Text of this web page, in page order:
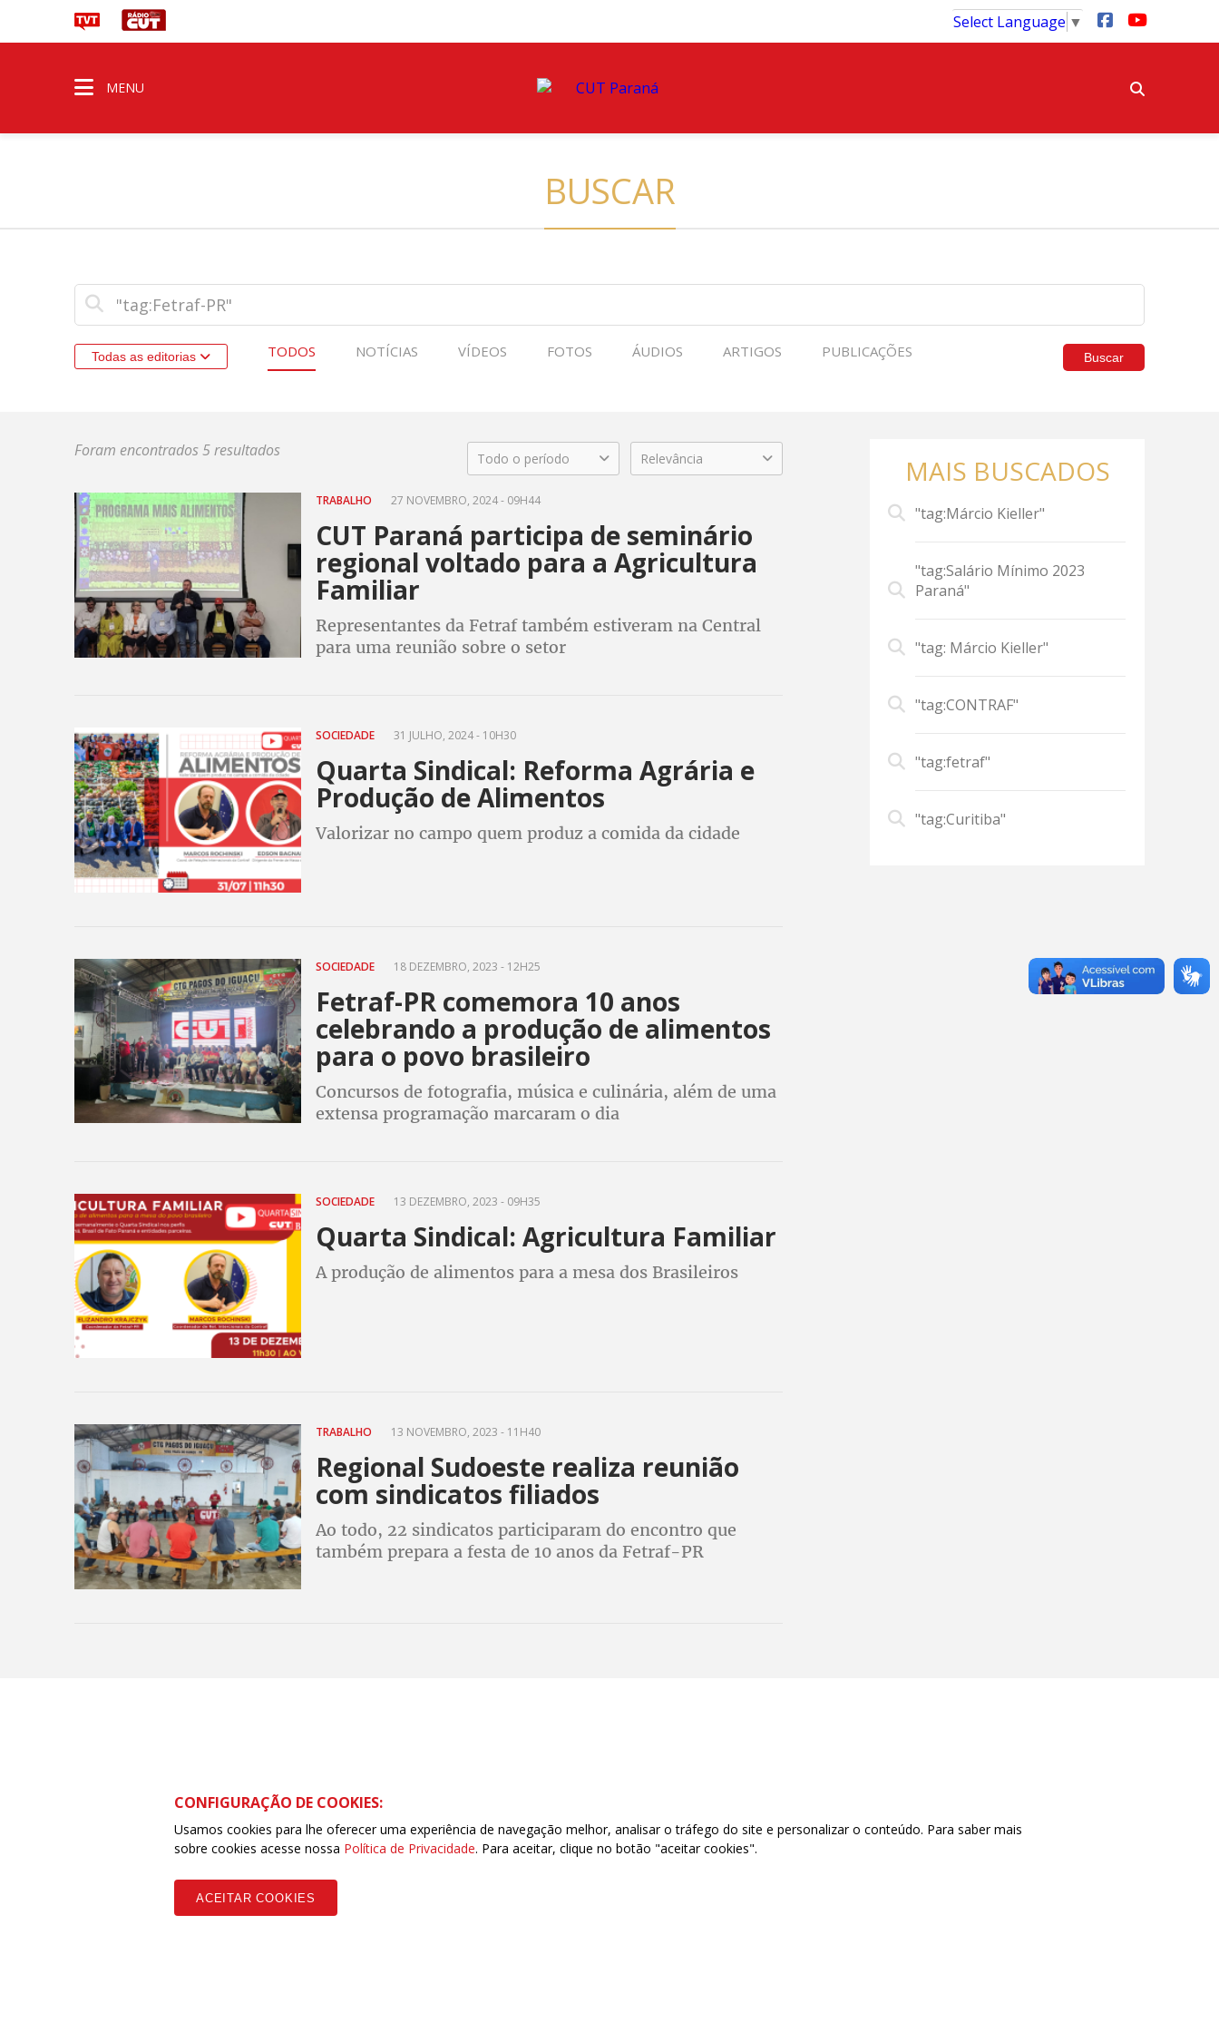
Select Language ▼
MENU
BUSCAR
Todas as editorias TODOS NOTÍCIAS VÍDEOS FOTOS ÁUDIOS ARTIGOS PUBLICAÇÕES Buscar
Foram encontrados 5 resultados Todo o período Relevância
TRABALHO 27 NOVEMBRO, 2024 - 09H44
CUT Paraná participa de seminário
regional voltado para a Agricultura
Familiar
Representantes da Fetraf também estiveram na Central
para uma reunião sobre o setor
SOCIEDADE 31 JULHO, 2024 - 10H30
Quarta Sindical: Reforma Agrária e
Produção de Alimentos
Valorizar no campo quem produz a comida da cidade
SOCIEDADE 18 DEZEMBRO, 2023 - 12H25
Fetraf-PR comemora 10 anos
celebrando a produção de alimentos
para o povo brasileiro
Concursos de fotografia, música e culinária, além de uma
extensa programação marcaram o dia
SOCIEDADE 13 DEZEMBRO, 2023 - 09H35
Quarta Sindical: Agricultura Familiar
A produção de alimentos para a mesa dos Brasileiros
TRABALHO 13 NOVEMBRO, 2023 - 11H40
Regional Sudoeste realiza reunião
com sindicatos filiados
Ao todo, 22 sindicatos participaram do encontro que
também prepara a festa de 10 anos da Fetraf-PR
MAIS BUSCADOS
"tag:Márcio Kieller"
"tag:Salário Mínimo 2023
Paraná"
"tag: Márcio Kieller"
"tag:CONTRAF"
"tag:fetraf"
"tag:Curitiba"
CONFIGURAÇÃO DE COOKIES:
Usamos cookies para lhe oferecer uma experiência de navegação melhor, analisar o tráfego do site e personalizar o conteúdo. Para saber mais
sobre cookies acesse nossa Política de Privacidade. Para aceitar, clique no botão "aceitar cookies".
ACEITAR COOKIES